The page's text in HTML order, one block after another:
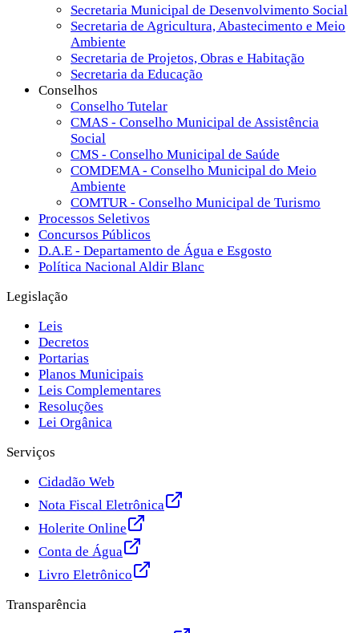
Secretaria Municipal de Desenvolvimento Social
Secretaria de Agricultura, Abastecimento e Meio
Ambiente
Secretaria de Projetos, Obras e Habitação
Secretaria da Educação
Conselhos
Conselho Tutelar
CMAS - Conselho Municipal de Assistência
Social
CMS - Conselho Municipal de Saúde
COMDEMA - Conselho Municipal do Meio
Ambiente
COMTUR - Conselho Municipal de Turismo
Processos Seletivos
Concursos Públicos
D.A.E - Departamento de Água e Esgosto
Política Nacional Aldir Blanc
Legislação
Leis
Decretos
Portarias
Planos Municipais
Leis Complementares
Resoluções
Lei Orgânica
Serviços
Cidadão Web
Nota Fiscal Eletrônica
Holerite Online
Conta de Água
Livro Eletrônico
Transparência